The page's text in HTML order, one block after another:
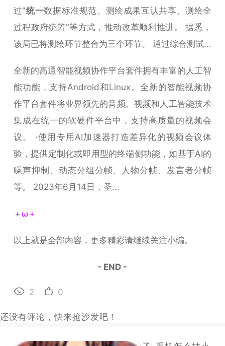
过"统一数据标准规范、测绘成果互认共享、测绘全
过程政府统筹"等方式，推动改革顺利推进。 据悉，
该局已将测绘环节整合为三个环节。 通过综合测试...
全新的高通智能视频协作平台套件拥有丰富的人工智
能功能，支持Android和Linux。全新的智能视频协
作平台套件将业界领先的音频、视频和人工智能技术
集成在统一的软硬件平台中，支持高质量的视频会
议。 ·使用专用AI加速器打造差异化的视频会议体
验，提供定制化或即用型的终端侧功能，如基于AI的
噪声抑制、动态分组分帧、人物分帧、发言者分帧
等。 2023年6月14日，圣...
＋ω＋
以上就是全部内容，更多精彩请继续关注小编。
- END -
2 0
还没有评论，快来抢沙发吧！